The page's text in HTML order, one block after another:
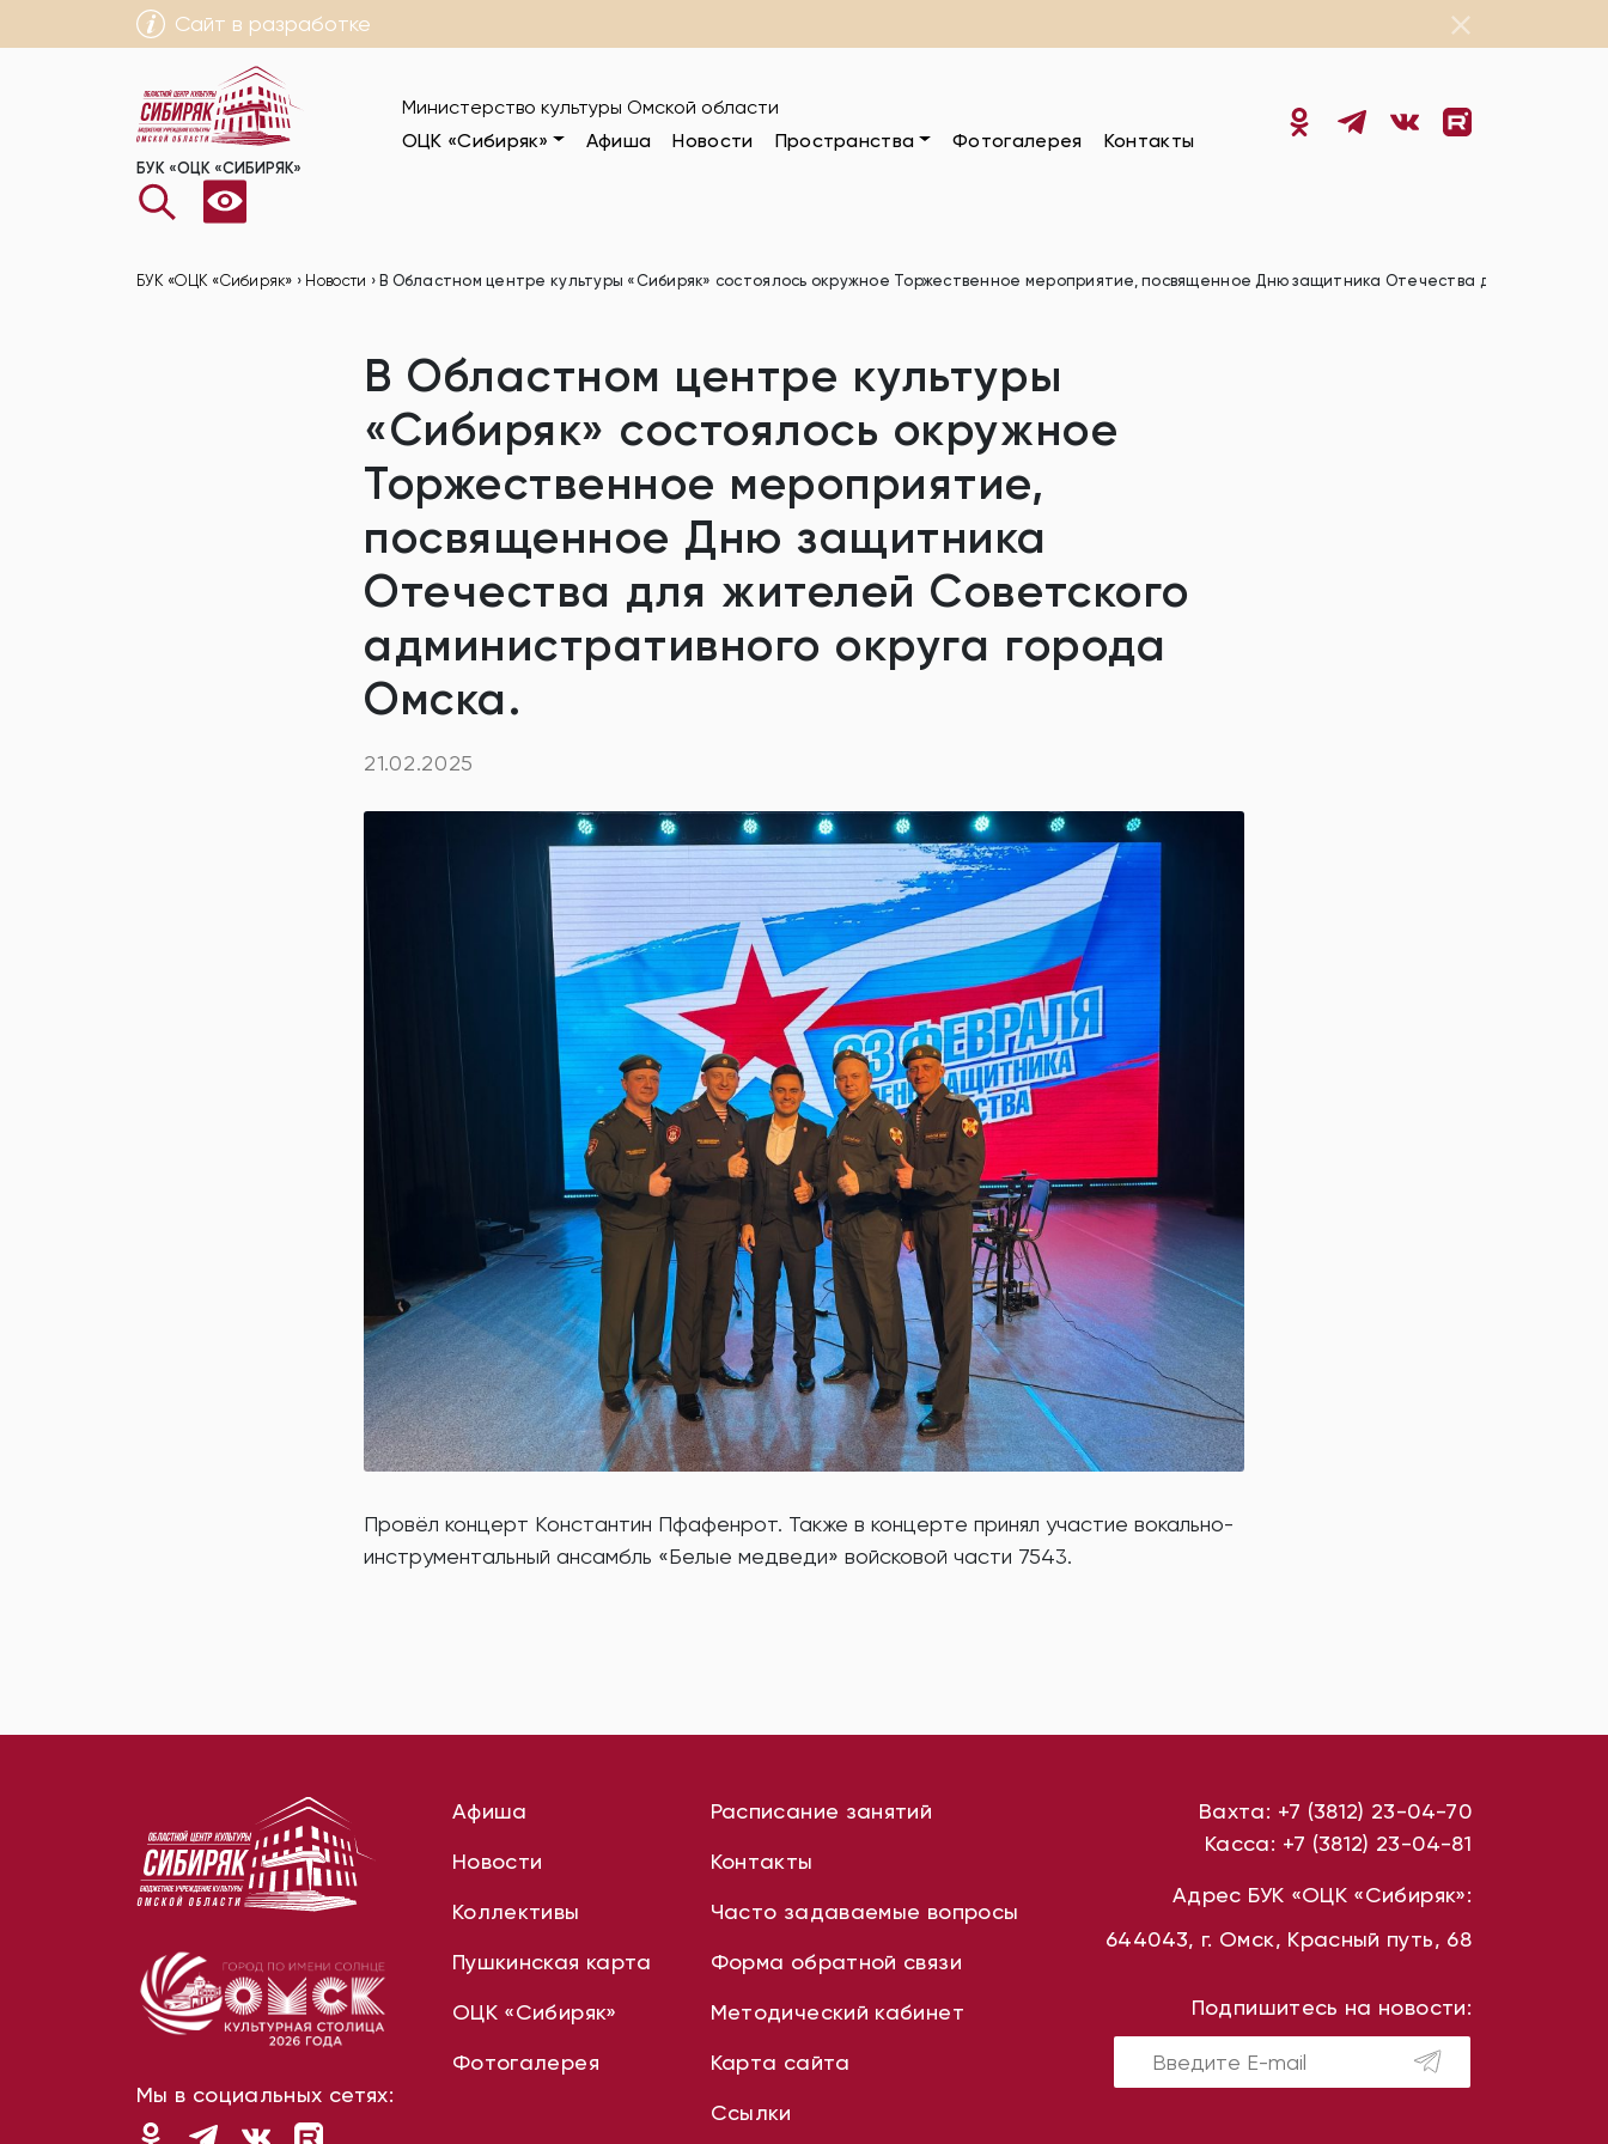
Сайт в разработке
БУК «ОЦК «СИБИРЯК»
Министерство культуры Омской области
ОЦК «Сибиряк»
Афиша Новости Пространства Фотогалерея Контакты
БУК «ОЦК «Сибиряк» › Новости › В Областном центре культуры «Сибиряк» состоялось окружное Торжественное мероприятие, посвященное Дню защитника Отечества для жителей
В Областном центре культуры
«Сибиряк» состоялось окружное
Торжественное мероприятие,
посвященное Дню защитника
Отечества для жителей Советского
административного округа города
Омска.
21.02.2025
Провёл концерт Константин Пфафенрот. Также в концерте принял участие вокально-
инструментальный ансамбль «Белые медведи» войсковой части 7543.
Мы в социальных сетях:
Афиша
Новости
Коллективы
Пушкинская карта
ОЦК «Сибиряк»
Фотогалерея
Расписание занятий
Контакты
Часто задаваемые вопросы
Форма обратной связи
Методический кабинет
Карта сайта
Ссылки
Вахта: +7 (3812) 23-04-70
Касса: +7 (3812) 23-04-81
Адрес БУК «ОЦК «Сибиряк»:
644043, г. Омск, Красный путь, 68
Подпишитесь на новости: